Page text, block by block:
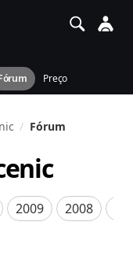
Preço
Fórum
2009 2008